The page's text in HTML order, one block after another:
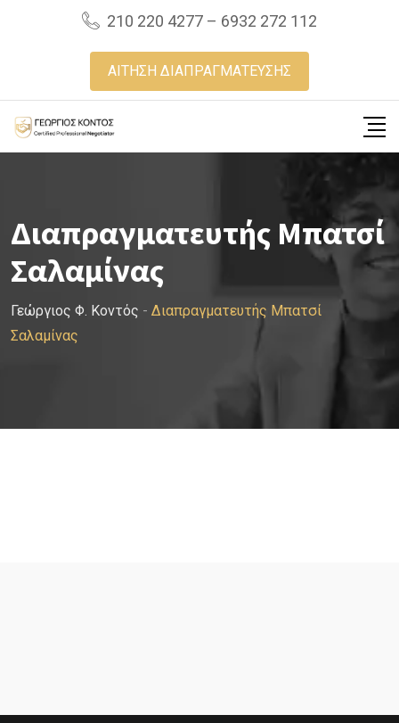
210 220 4277 – 6932 272 112
ΑΙΤΗΣΗ ΔΙΑΠΡΑΓΜΑΤΕΥΣΗΣ
Διαπραγματευτής Μπατσί
Σαλαμίνας
Γεώργιος Φ. Κοντός - Διαπραγματευτής Μπατσί
Σαλαμίνας